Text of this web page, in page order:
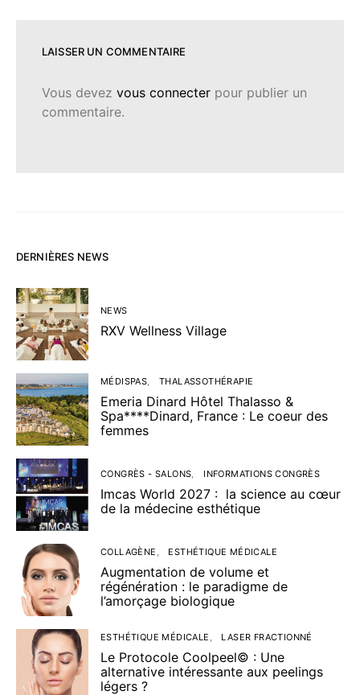
LAISSER UN COMMENTAIRE
Vous devez vous connecter pour publier un
commentaire.
DERNIÈRES NEWS
NEWS
RXV Wellness Village
MÉDISPAS THALASSOTHÉRAPIE
Emeria Dinard Hôtel Thalasso &
Spa****Dinard, France : Le coeur des
femmes
CONGRÈS - SALONS INFORMATIONS CONGRÈS
Imcas World 2027 : la science au cœur
de la médecine esthétique
COLLAGÈNE ESTHÉTIQUE MÉDICALE
Augmentation de volume et
régénération : le paradigme de
l’amorçage biologique
ESTHÉTIQUE MÉDICALE LASER FRACTIONNÉ
Le Protocole Coolpeel© : Une
alternative intéressante aux peelings
légers ?